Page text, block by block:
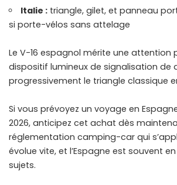
Italie : triangle, gilet, et panneau
si porte-vélos sans attelage
Le V-16 espagnol mérite une attention
dispositif lumineux de signalisation de
progressivement le triangle classique
Si vous prévoyez un voyage en
2026, anticipez cet achat dès
réglementation camping-car qui
évolue vite, et l’Espagne est souvent
sujets.